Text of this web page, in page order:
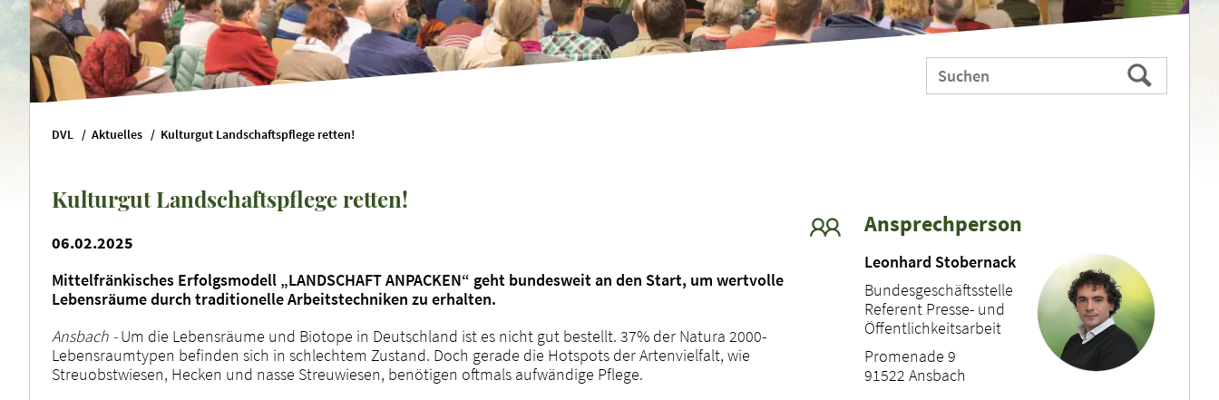
Webauftritt
durchsuchen
Suchen
DVL Aktuelles Kulturgut Landschaftspflege retten!
Kulturgut Landschaftspflege retten!
06.02.2025
Mittelfränkisches Erfolgsmodell „LANDSCHAFT ANPACKEN“ geht bundesweit an den Start, um wertvolle
Lebensräume durch traditionelle Arbeitstechniken zu erhalten.
Ansbach -Um die Lebensräume und Biotope in Deutschland ist es nicht gut bestellt. 37% der Natura 2000-
Lebensraumtypen befinden sich in schlechtem Zustand. Doch gerade die Hotspots der Artenvielfalt, wie
Streuobstwiesen, Hecken und nasse Streuwiesen, benötigen oftmals aufwändige Pflege.
Ansprechperson
Leonhard Stobernack
Bundesgeschäftsstelle
Referent Presse- und
Öffentlichkeitsarbeit
Promenade 9
91522 Ansbach